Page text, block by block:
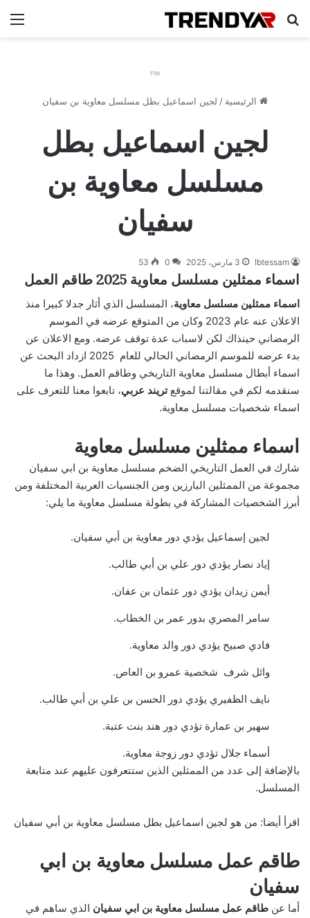
بحث عن
nw
الرئيسية / لجين اسماعيل بطل مسلسل معاوية بن سفيان
لجين اسماعيل بطل
مسلسل معاوية بن
سفيان
Ibtessam 3 مارس، 2025 0
53
اسماء ممثلين مسلسل معاوية 2025 طاقم العمل
اسماء ممثلين مسلسل معاوية، المسلسل الذي أثار جدلا كبيرا منذ
الاعلان عنه عام 2023 وكان من المتوقع عرضه في الموسم
الرمضاني حينذاك لكن لاسباب عدة توقف عرضه. ومع الاعلان عن
بدء عرضه للموسم الرمضاني الحالي للعام 2025 ازداد البحث عن
اسماء أبطال مسلسل معاوية التاريخي وطاقم العمل. وهذا ما
سنقدمه لكم في مقالتنا لموقعتريند عربي، تابعوا معنا للتعرف على
اسماء شخصيات مسلسل معاوية.
اسماء ممثلين مسلسل معاوية
شارك في العمل التاريخي الضخم مسلسل معاوية بن ابي سفيان
مجموعة من الممثلين البارزين ومن الجنسيات العربية المختلفة ومن
أبرز الشخصيات المشاركة في بطولة مسلسل معاوية ما يلي:
لجين إسماعيل يؤدي دور معاوية بن أبي سفيان.
إياد نصار يؤدي دور علي بن أبي طالب.
أيمن زيدان يؤدي دور عثمان بن عفان.
سامر المصري بدور عمر بن الخطاب.
فادي صبيح يؤدي دور والد معاوية.
وائل شرف شخصية عمرو بن العاص.
نايف الظفيري يؤدي دور الحسن بن علي بن أبي طالب.
سهير بن عمارة تؤدي دور هند بنت عتبة.
أسماء جلال تؤدي دور زوجة معاوية.
بالإضافة إلى عدد من الممثلين الذين ستتعرفون عليهم عند متابعة
المسلسل.
اقرأ أيضا: من هو لجين اسماعيل بطل مسلسل معاوية بن أبي سفيان
طاقم عمل مسلسل معاوية بن ابي
سفيان
أما عنطاقم عمل مسلسل معاوية بن ابي سفيان الذي ساهم في